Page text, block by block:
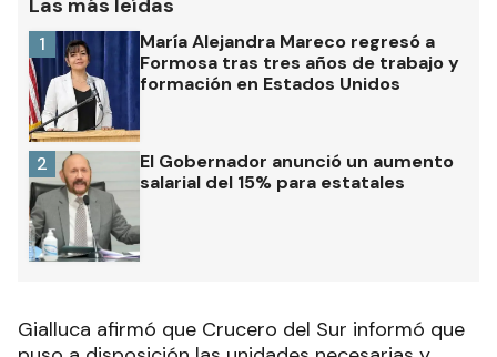
Las más leídas
María Alejandra Mareco regresó a
Formosa tras tres años de trabajo y
formación en Estados Unidos
1
El Gobernador anunció un aumento
salarial del 15% para estatales
2
Gialluca afirmó que Crucero del Sur informó que